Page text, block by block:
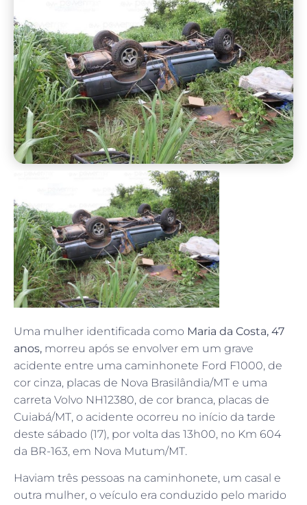
Uma mulher identificada como Maria da Costa, 47
anos, morreu após se envolver em um grave
acidente entre uma caminhonete Ford F1000, de
cor cinza, placas de Nova Brasilândia/MT e uma
carreta Volvo NH12380, de cor branca, placas de
Cuiabá/MT, o acidente ocorreu no início da tarde
deste sábado (17), por volta das 13h00, no Km 604
da BR-163, em Nova Mutum/MT.
Haviam três pessoas na caminhonete, um casal e
outra mulher, o veículo era conduzido pelo marido